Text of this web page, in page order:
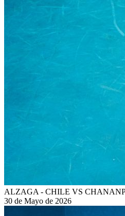
ALZAGA - CHILE VS
30 de Mayo de 2026